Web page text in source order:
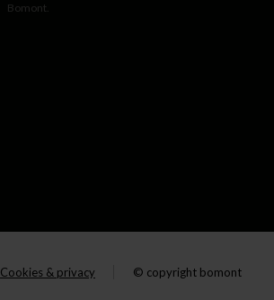
Bomont.
Cookies & privacy © copyright bomont